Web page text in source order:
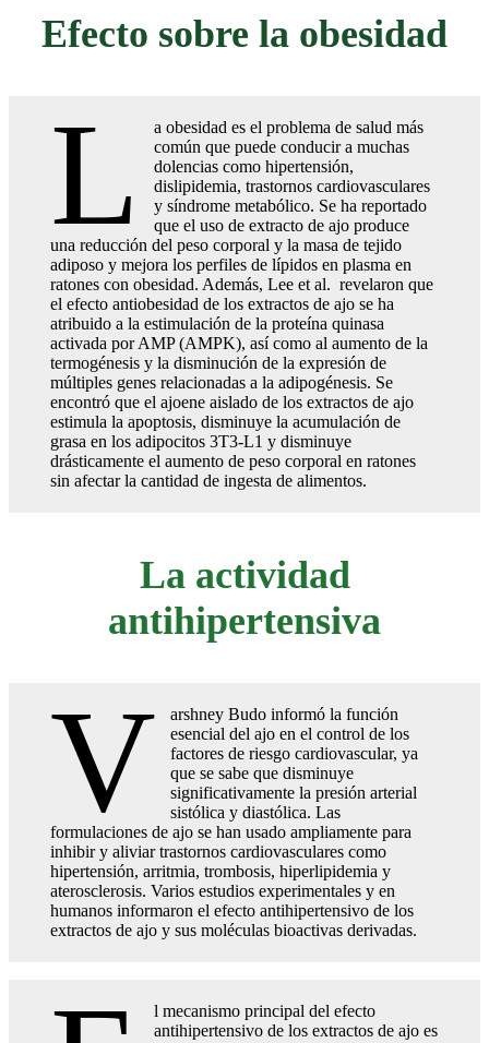
Efecto sobre la obesidad
L
a obesidad es el problema de salud más
común que puede conducir a muchas
dolencias como hipertensión,
dislipidemia, trastornos cardiovasculares
y síndrome metabólico. Se ha reportado
que el uso de extracto de ajo produce
una reducción del peso corporal y la masa de tejido
adiposo y mejora los perfiles de lípidos en plasma en
ratones con obesidad. Además, Lee et al. revelaron que
el efecto antiobesidad de los extractos de ajo se ha
atribuido a la estimulación de la proteína quinasa
activada por AMP (AMPK), así como al aumento de la
termogénesis y la disminución de la expresión de
múltiples genes relacionadas a la adipogénesis. Se
encontró que el ajoene aislado de los extractos de ajo
estimula la apoptosis, disminuye la acumulación de
grasa en los adipocitos 3T3-L1 y disminuye
drásticamente el aumento de peso corporal en ratones
sin afectar la cantidad de ingesta de alimentos.
La actividad
antihipertensiva
V
arshney Budo informó la función
esencial del ajo en el control de los
factores de riesgo cardiovascular, ya
que se sabe que disminuye
significativamente la presión arterial
sistólica y diastólica. Las
formulaciones de ajo se han usado ampliamente para
inhibir y aliviar trastornos cardiovasculares como
hipertensión, arritmia, trombosis, hiperlipidemia y
aterosclerosis. Varios estudios experimentales y en
humanos informaron el efecto antihipertensivo de los
extractos de ajo y sus moléculas bioactivas derivadas.
l mecanismo principal del efecto
antihipertensivo de los extractos de ajo es